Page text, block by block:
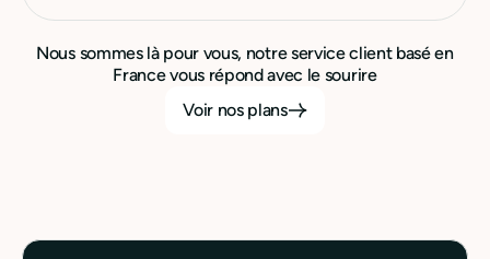
Nous sommes là pour vous, notre service client basé en
France vous répond avec le sourire
Voir nos plans